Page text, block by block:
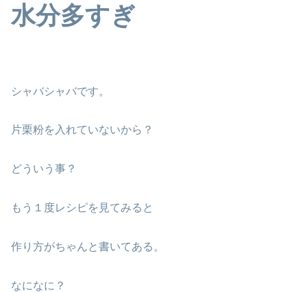
水分多すぎ
シャバシャバです。
片栗粉を入れていないから？
どういう事？
もう１度レシピを見てみると
作り方がちゃんと書いてある。
なになに？